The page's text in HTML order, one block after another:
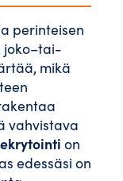
perinteisen
joko–tai-
mikä
vahvistava
on
edessäsi on